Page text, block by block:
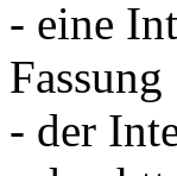
- eine
Fassung
- der